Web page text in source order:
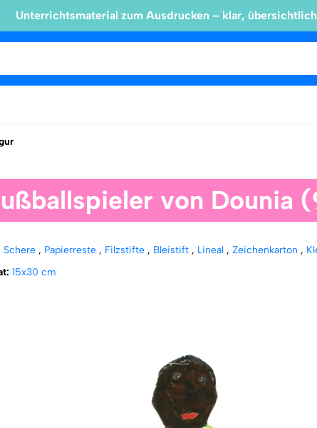
Unterrichtsmaterial zum Ausdrucken – klar,
von Dounia
Schere , Papierreste , Filzstifte , Bleistift , Lineal ,Zeichenkarton ,
15x30 cm